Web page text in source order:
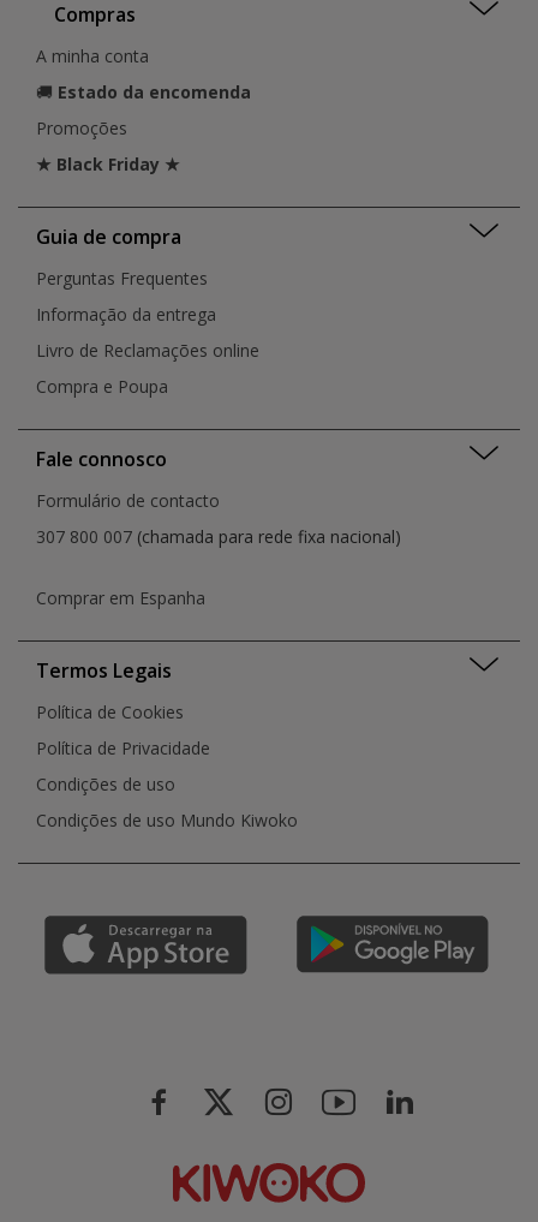
Compras
A minha conta
🚚 Estado da encomenda
Promoções
★ Black Friday ★
Guia de compra
Perguntas Frequentes
Informação da entrega
Livro de Reclamações online
Compra e Poupa
Fale connosco
Formulário de contacto
307 800 007 (chamada para rede fixa nacional)
Comprar em Espanha
Termos Legais
Política de Cookies
Política de Privacidade
Condições de uso
Condições de uso Mundo Kiwoko